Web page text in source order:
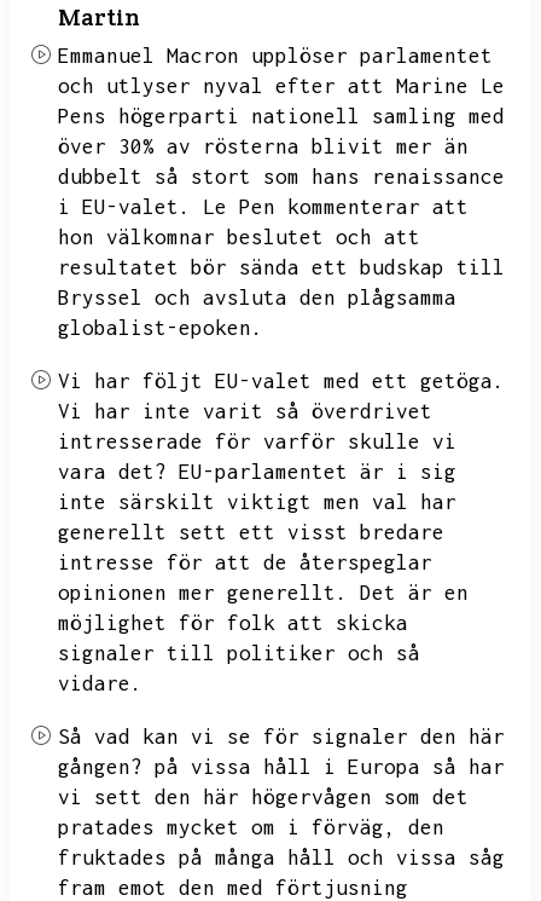
Martin
Emmanuel Macron upplöser parlamentet
och utlyser nyval efter att Marine Le
Pens högerparti nationell samling med
över 30% av rösterna blivit mer än
dubbelt så stort som hans renaissance
i EU-valet.
Le Pen kommenterar att
hon välkomnar beslutet och att
resultatet bör sända ett budskap till
Bryssel och avsluta den plågsamma
globalist-epoken.
Vi har följt EU-valet med ett getöga.
Vi har inte varit så överdrivet
intresserade för varför skulle vi
vara det? EU-parlamentet är i sig
inte särskilt viktigt men val har
generellt sett ett visst bredare
intresse för att de återspeglar
opinionen mer generellt.
Det är en
möjlighet för folk att skicka
signaler till politiker och så
vidare.
Så vad kan vi se för signaler den här
gången? på vissa håll i Europa så har
vi sett den här högervågen som det
pratades mycket om i förväg,
den
fruktades på många håll och vissa såg
fram emot den med förtjusning